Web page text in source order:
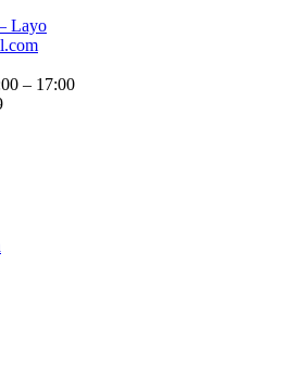
Layo
– 17:00